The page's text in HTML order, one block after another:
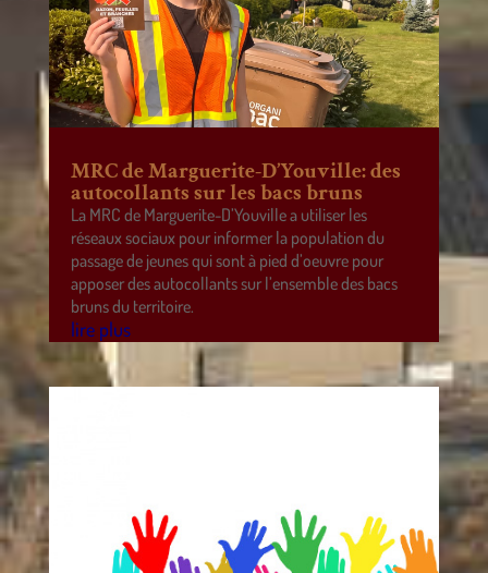
MRC de Marguerite-D’Youville: des
autocollants sur les bacs bruns
La MRC de Marguerite-D’Youville a utiliser les
réseaux sociaux pour informer la population du
passage de jeunes qui sont à pied d’oeuvre pour
apposer des autocollants sur l’ensemble des bacs
bruns du territoire.
lire plus